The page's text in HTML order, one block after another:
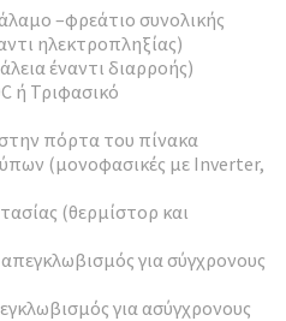
–φρεάτιο συνολικής
ηλεκτροπληξίας)
έναντι διαρροής)
ή Τριφασικό
πόρτα του πίνακα
(µονοφασικές µε Inverter,
(θερµίστορ και
για σύγχρονους
για ασύγχρονους